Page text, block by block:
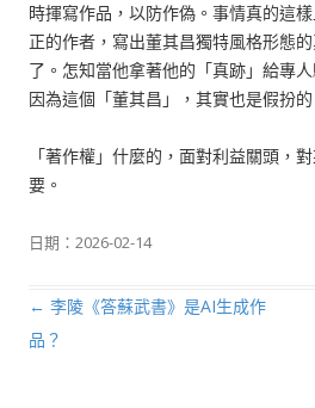
時揮寫作品，以防作偽。事情真的這
正的作者，寫出董其昌獨特風格形態
了。怎知當他拿著他的「真跡」給專
因為這個「董其昌」，其實也是假扮的
「著作權」什麼的，面對利益關頭，
要。
日期： 2026-02-14
文章導航列
← 李陵《答蘇武書》是AI生成作
品？